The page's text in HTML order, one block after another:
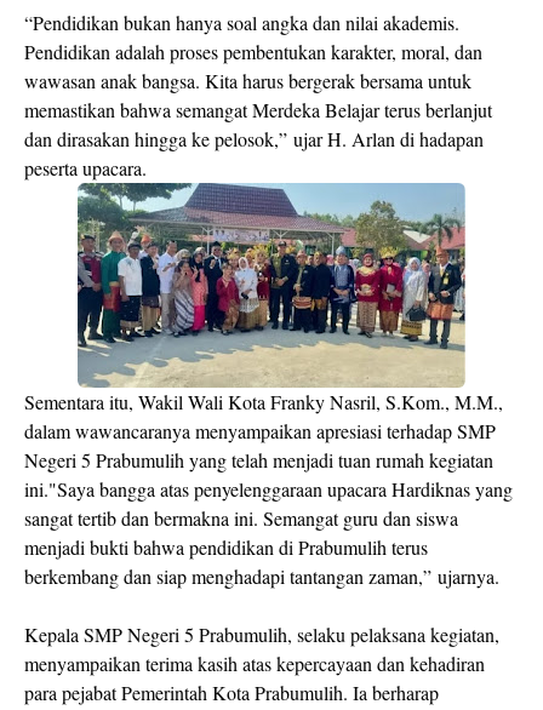
“Pendidikan bukan hanya soal angka dan nilai akademis.
Pendidikan adalah proses pembentukan karakter, moral, dan
wawasan anak bangsa. Kita harus bergerak bersama untuk
memastikan bahwa semangat Merdeka Belajar terus berlanjut
dan dirasakan hingga ke pelosok,” ujar H. Arlan di hadapan
peserta upacara.
Sementara itu, Wakil Wali Kota Franky Nasril, S.Kom., M.M.,
dalam wawancaranya menyampaikan apresiasi terhadap SMP
Negeri 5 Prabumulih yang telah menjadi tuan rumah kegiatan
ini."Saya bangga atas penyelenggaraan upacara Hardiknas yang
sangat tertib dan bermakna ini. Semangat guru dan siswa
menjadi bukti bahwa pendidikan di Prabumulih terus
berkembang dan siap menghadapi tantangan zaman,” ujarnya.
Kepala SMP Negeri 5 Prabumulih, selaku pelaksana kegiatan,
menyampaikan terima kasih atas kepercayaan dan kehadiran
para pejabat Pemerintah Kota Prabumulih. Ia berharap